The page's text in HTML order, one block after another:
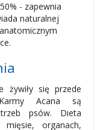
- zapewnia
naturalnej
żywiły się przede
Acana są
psów. Dieta
organach,